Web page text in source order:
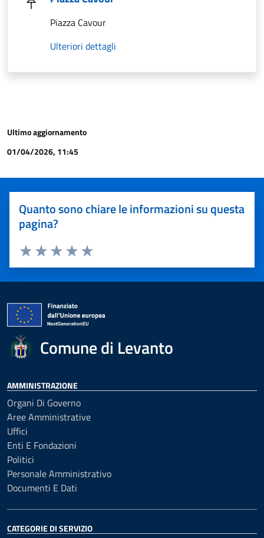
Piazza Cavour
Ulteriori dettagli
Ultimo aggiornamento
01/04/2026, 11:45
Quanto sono chiare le informazioni su questa
pagina?
Valuta 5 stelle su 5
Valuta 4 stelle su 5
Valuta 3 stelle su 5
Valuta 2 stelle su 5
Valuta 1 stelle su 5
Comune di Levanto
AMMINISTRAZIONE
Organi Di Governo
Aree Amministrative
Uffici
Enti E Fondazioni
Politici
Personale Amministrativo
Documenti E Dati
CATEGORIE DI SERVIZIO